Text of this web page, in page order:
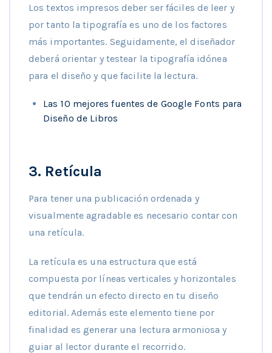
Los textos impresos deber ser fáciles de leer y
por tanto la tipografía es uno de los factores
más importantes. Seguidamente, el diseñador
deberá orientar y testear la tipografía idónea
para el diseño y que facilite la lectura.
Las 10 mejores fuentes de Google Fonts para
Diseño de Libros
3. Retícula
Para tener una publicación ordenada y
visualmente agradable es necesario contar con
una retícula.
La retícula es una estructura que está
compuesta por líneas verticales y horizontales
que tendrán un efecto directo en tu diseño
editorial. Además este elemento tiene por
finalidad es generar una lectura armoniosa y
guiar al lector durante el recorrido.